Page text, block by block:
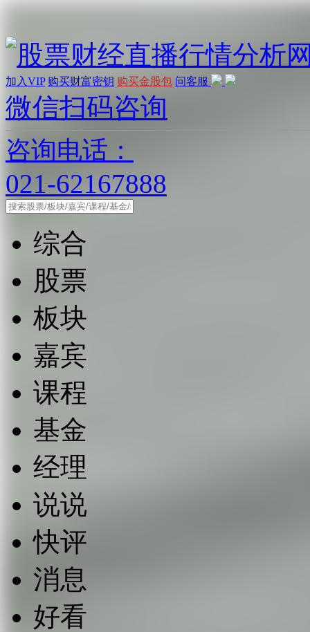
加入VIP 购买财富密钥 购买金股包 问客服
微信扫码咨询
咨询电话：
021-62167888
综合
股票
板块
嘉宾
课程
基金
经理
说说
快评
消息
好看